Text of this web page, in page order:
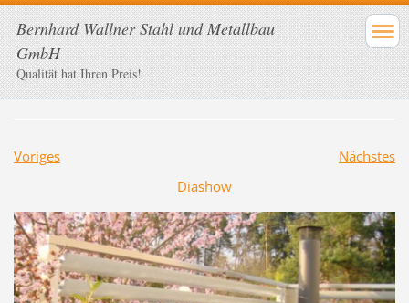
Bernhard Wallner Stahl und Metallbau
GmbH
Qualität hat Ihren Preis!
Voriges
Nächstes
Diashow